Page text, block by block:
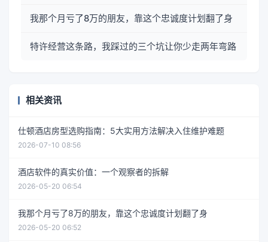
我那个月亏了8万的朋友，靠这个忠诚度计划翻了身
特许经营这条路，我踩过的三个坑让你少走两年弯路
相关资讯
仕顿酒店房型选购指南：5大实用方法解决入住维护难题
2026-07-10 08:56
酒店软件的真实价值：一个观察者的拆解
2026-05-20 06:54
我那个月亏了8万的朋友，靠这个忠诚度计划翻了身
2026-05-20 06:52